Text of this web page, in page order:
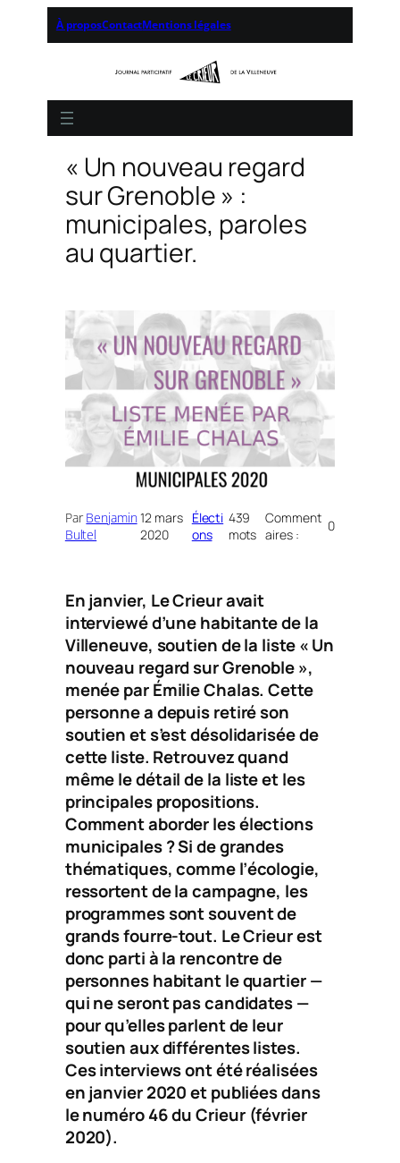
À proposContactMentions légales
« Un nouveau regard
sur Grenoble » :
municipales, paroles
au quartier.
ParBenjamin
Bultel
12 mars
2020
Électi
ons
439
mots
Comment
aires :
0
En janvier, Le Crieuravait
interviewé d’une habitante de la
Villeneuve, soutien de la liste « Un
nouveau regard sur Grenoble »,
menée par Émilie Chalas. Cette
personne a depuis retiré son
soutien et s’est désolidarisée de
cette liste. Retrouvez quand
même le détail de la liste et les
principales propositions.
Comment aborder les élections
municipales ? Si de grandes
thématiques, comme l’écologie,
ressortent de la campagne, les
programmes sont souvent de
grands fourre-tout. Le Crieurest
donc parti à la rencontre de
personnes habitant le quartier —
qui ne seront pas candidates —
pour qu’elles parlent de leur
soutien aux différentes listes.
Ces interviews ont été réalisées
en janvier 2020 et publiées dans
le numéro 46 duCrieur (février
2020).